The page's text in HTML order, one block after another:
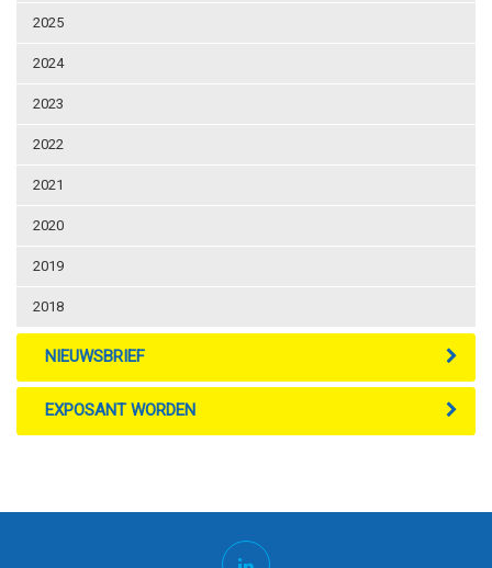
2025
2024
2023
2022
2021
2020
2019
2018
NIEUWSBRIEF
EXPOSANT WORDEN